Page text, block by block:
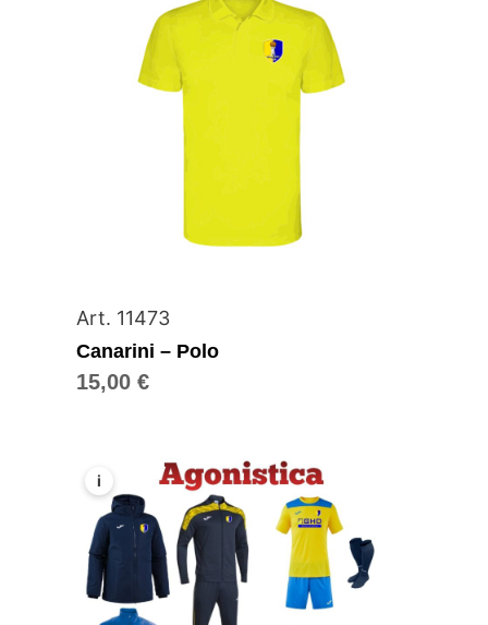
Art. 11473
Canarini – Polo
15,00€
i